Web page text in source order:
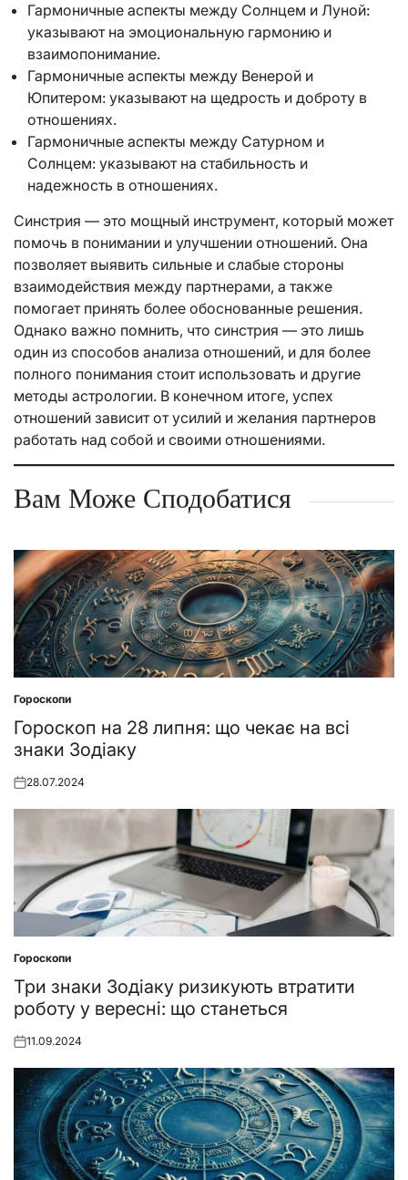
Гармоничные аспекты между Солнцем и Луной:
указывают на эмоциональную гармонию и
взаимопонимание.
Гармоничные аспекты между Венерой и
Юпитером: указывают на щедрость и доброту в
отношениях.
Гармоничные аспекты между Сатурном и
Солнцем: указывают на стабильность и
надежность в отношениях.
Синстрия — это мощный инструмент, который может
помочь в понимании и улучшении отношений. Она
позволяет выявить сильные и слабые стороны
взаимодействия между партнерами, а также
помогает принять более обоснованные решения.
Однако важно помнить, что синстрия — это лишь
один из способов анализа отношений, и для более
полного понимания стоит использовать и другие
методы астрологии. В конечном итоге, успех
отношений зависит от усилий и желания партнеров
работать над собой и своими отношениями.
Вам Може Сподобатися
Posted
in
Гороскопи
Гороскоп на 28 липня: що чекає на всі
знаки Зодіаку
Posted
28.07.2024
Posted
in
Гороскопи
Три знаки Зодіаку ризикують втратити
роботу у вересні: що станеться
Posted
11.09.2024